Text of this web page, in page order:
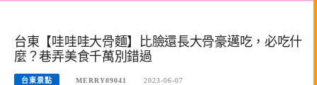
台東【哇哇哇大骨麵】比臉還長大骨豪邁吃，必吃什
麼？巷弄美食千萬別錯過
台東景點 MERRY09041 2023-06-07